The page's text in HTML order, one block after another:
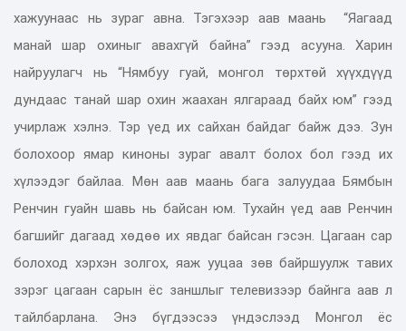
хажуунаас нь зураг авна. Тэгэхээр аав маань “Яагаад
манай шар охиныг авахгүй байна” гээд асууна. Харин
найруулагч нь “Нямбуу гуай, монгол төрхтөй хүүхдүүд
дундаас танай шар охин жаахан ялгараад байх юм” гээд
учирлаж хэлнэ. Тэр үед их сайхан байдаг байж дээ. Зун
болохоор ямар киноны зураг авалт болох бол гээд их
хүлээдэг байлаа. Мөн аав маань бага залуудаа Бямбын
Ренчин гуайн шавь нь байсан юм. Тухайн үед аав Ренчин
багшийг дагаад хөдөө их явдаг байсан гэсэн. Цагаан сар
болоход хэрхэн золгох, яаж ууцаа зөв байршуулж тавих
зэрэг цагаан сарын ёс заншлыг телевизээр байнга аав л
тайлбарлана. Энэ бүгдээсээ үндэслээд Монгол ёс